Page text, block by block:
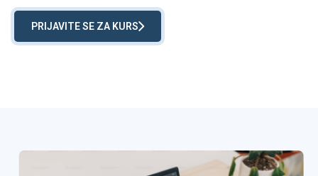
PRIJAVITE SE ZA KURS